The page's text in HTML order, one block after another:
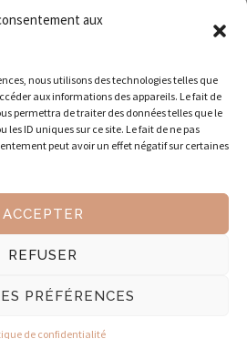
aux
nous utilisons des technologies telles que
aux informations des appareils. Le fait de
permettra de traiter des données telles que le
ID uniques sur ce site. Le fait de ne pas
peut avoir un effet négatif sur certaines
ACCEPTER
REFUSER
PRÉFÉRENCES
de confidentialité
nous un courriel
professionnelles pour l'organisation
, la gestion commerciale, la
du personnel, le développement
plan du site